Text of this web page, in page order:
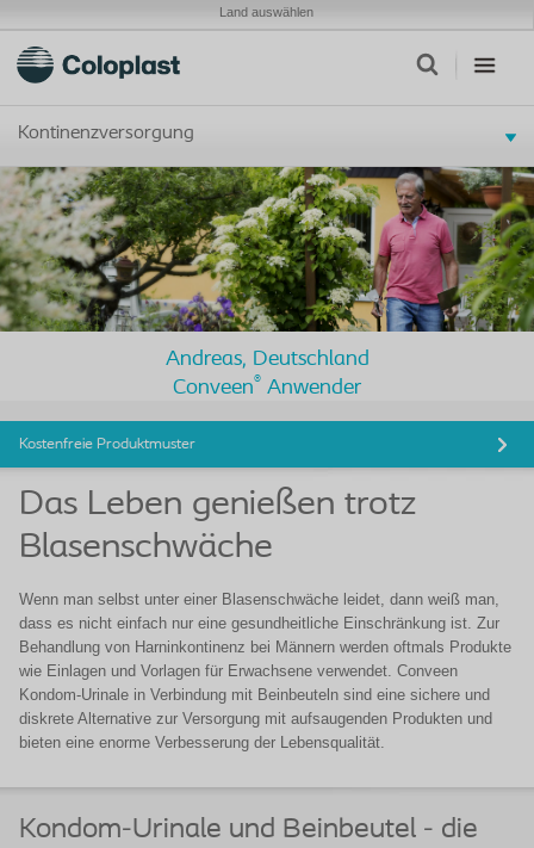
Land auswählen
Kontinenzversorgung
Andreas, Deutschland
Conveen® Anwender
Kostenfreie Produktmuster
Das Leben genießen trotz
Blasenschwäche
Wenn man selbst unter einer Blasenschwäche leidet, dann weiß man,
dass es nicht einfach nur eine gesundheitliche Einschränkung ist. Zur
Behandlung von Harninkontinenz bei Männern werden oftmals Produkte
wie Einlagen und Vorlagen für Erwachsene verwendet. Conveen
Kondom-Urinale in Verbindung mit Beinbeuteln sind eine sichere und
diskrete Alternative zur Versorgung mit aufsaugenden Produkten und
bieten eine enorme Verbesserung der Lebensqualität.
Kondom-Urinale und Beinbeutel - die